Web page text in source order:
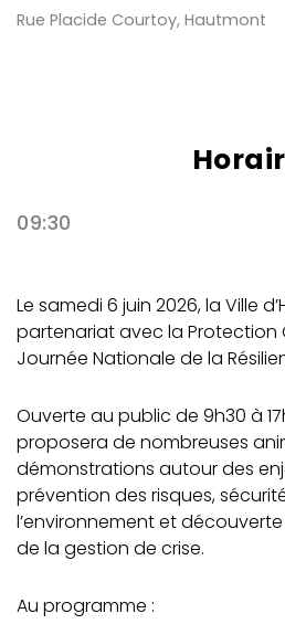
Rue Placide Courtoy, Hautmont
09:30
Le samedi 6 juin 2026, la Ville
partenariat avec la Protection
Journée Nationale de la
Ouverte au public de 9h30 à
proposera de nombreuses
démonstrations autour des
prévention des risques,
l’environnement et
de la gestion de crise.
Au programme :